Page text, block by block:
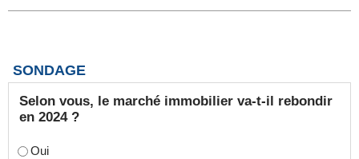
SONDAGE
Selon vous, le marché immobilier va-t-il rebondir
en 2024 ?
Oui